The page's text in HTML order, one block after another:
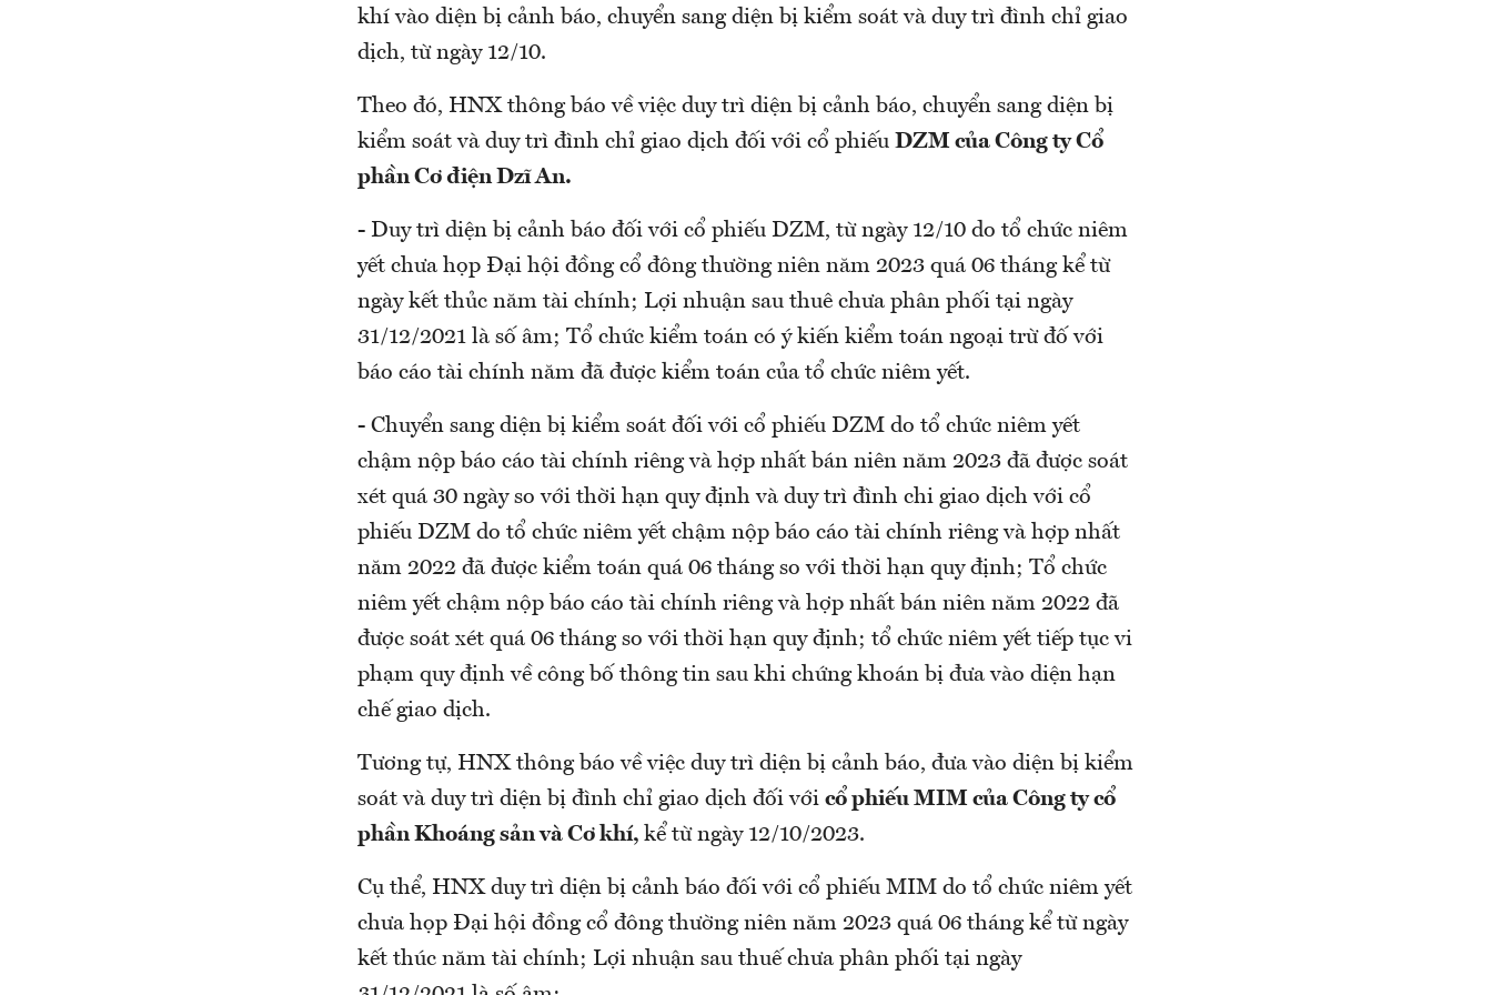
khí vào diện bị cảnh báo, chuyển sang diện bị kiểm soát và duy trì đình chỉ giao
dịch, từ ngày 12/10.
Theo đó, HNX thông báo về việc duy trì diện bị cảnh báo, chuyển sang diện bị
kiểm soát và duy trì đình chỉ giao dịch đối với cổ phiếu DZM của Công ty Cổ
phần Cơ điện Dzĩ An.
- Duy trì diện bị cảnh báo đối với cổ phiếu DZM, từ ngày 12/10 do tổ chức niêm
yết chưa họp Đại hội đồng cổ đông thường niên năm 2023 quá 06 tháng kể từ
ngày kết thủc năm tài chính; Lợi nhuận sau thuê chưa phân phối tại ngày
31/12/2021 là số âm; Tổ chức kiểm toán có ý kiến kiểm toán ngoại trừ đố với
báo cáo tài chính năm đã được kiểm toán của tổ chức niêm yết.
- Chuyển sang diện bị kiểm soát đối với cổ phiếu DZM do tổ chức niêm yết
chậm nộp báo cáo tài chính riêng và hợp nhất bán niên năm 2023 đã được soát
xét quá 30 ngày so với thời hạn quy định và duy trì đình chi giao dịch với cổ
phiếu DZM do tổ chức niêm yết chậm nộp báo cáo tài chính riêng và hợp nhất
năm 2022 đã được kiểm toán quá 06 tháng so với thời hạn quy định; Tổ chức
niêm yết chậm nộp báo cáo tài chính riêng và hợp nhất bán niên năm 2022 đã
được soát xét quá 06 tháng so với thời hạn quy định; tổ chức niêm yết tiếp tục vi
phạm quy định về công bố thông tin sau khi chứng khoán bị đưa vào diện hạn
chế giao dịch.
Tương tự, HNX thông báo về việc duy trì diện bị cảnh báo, đưa vào diện bị kiểm
soát và duy trì diện bị đình chỉ giao dịch đối với cổ phiếu MIM của Công ty cổ
phần Khoáng sản và Cơ khí, kể từ ngày 12/10/2023.
Cụ thể, HNX duy trì diện bị cảnh báo đối với cổ phiếu MIM do tổ chức niêm yết
chưa họp Đại hội đồng cổ đông thường niên năm 2023 quá 06 tháng kể từ ngày
kết thúc năm tài chính; Lợi nhuận sau thuế chưa phân phối tại ngày